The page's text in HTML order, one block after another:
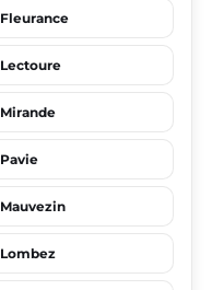
Fleurance
Lectoure
Mirande
Pavie
Mauvezin
Lombez